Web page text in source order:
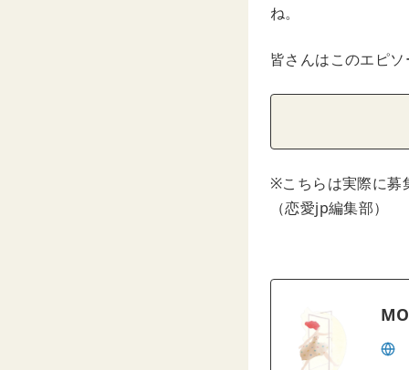
ね。
皆さんはこのエピ
※こちらは実際に募
（恋愛jp編集部）